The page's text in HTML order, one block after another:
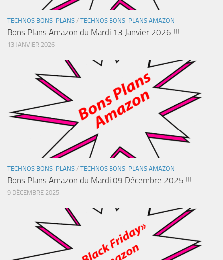
TECHNOS BONS-PLANS / TECHNOS BONS-PLANS AMAZON
Bons Plans Amazon du Mardi 13 Janvier 2026 !!!
13 JANVIER 2026
TECHNOS BONS-PLANS / TECHNOS BONS-PLANS AMAZON
Bons Plans Amazon du Mardi 09 Décembre 2025 !!!
9 DÉCEMBRE 2025